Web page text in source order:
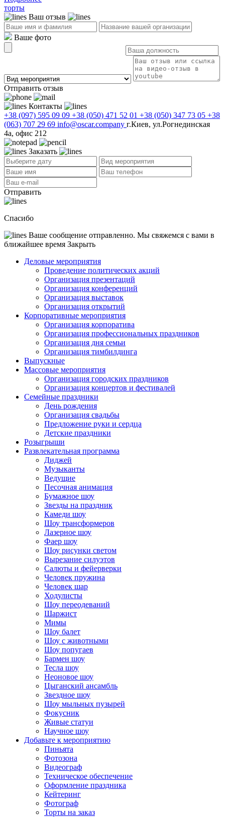
торты
Ваш отзыв
Ваше фото
Отправить отзыв
Контакты
+38 (097) 595 09 09 +38 (050) 471 52 01 +38 (050) 347 73 05 +38
(063) 707 29 69 info@oscar.company г.Киев, ул.Рогнединская
4а, офис 212
Заказать
Отправить
Спасибо
Ваше сообщение отправленно. Мы свяжемся с вами в
ближайшее время Закрыть
Деловые мероприятия
Проведение политических акций
Организация презентаций
Организация конференций
Организация выставок
Организация открытий
Корпоративные мероприятия
Организация корпоратива
Организация профессиональных праздников
Организация дня семьи
Организация тимбилдинга
Выпускные
Массовые мероприятия
Организация городских праздников
Организация концертов и фестивалей
Семейные праздники
День рождения
Организация свадьбы
Предложение руки и сердца
Детские праздники
Розыгрыши
Развлекательная программа
Диджей
Музыканты
Ведущие
Песочная анимация
Бумажное шоу
Звезды на праздник
Камеди шоу
Шоу трансформеров
Лазерное шоу
Фаер шоу
Шоу рисунки светом
Вырезание силуэтов
Салюты и фейерверки
Человек пружина
Человек шар
Ходулисты
Шоу переодеваний
Шаржист
Мимы
Шоу балет
Шоу с животными
Шоу попугаев
Бармен шоу
Тесла шоу
Неоновое шоу
Цыганский ансамбль
Звездное шоу
Шоу мыльных пузырей
Фокусник
Живые статуи
Научное шоу
Добавьте к мероприятию
Пиньята
Фотозона
Видеограф
Техническое обеспечение
Оформление праздника
Кейтеринг
Фотограф
Торты на заказ